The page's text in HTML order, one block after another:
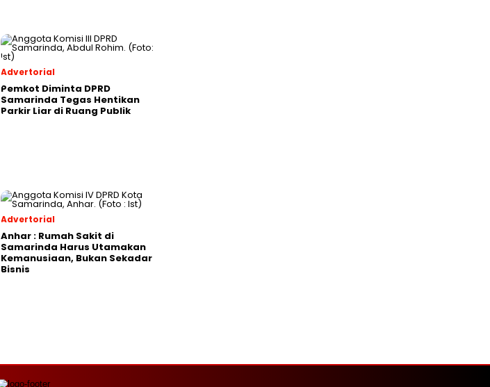
Advertorial
Pemkot Diminta DPRD
Samarinda Tegas Hentikan
Parkir Liar di Ruang Publik
Advertorial
Anhar : Rumah Sakit di
Samarinda Harus Utamakan
Kemanusiaan, Bukan Sekadar
Bisnis